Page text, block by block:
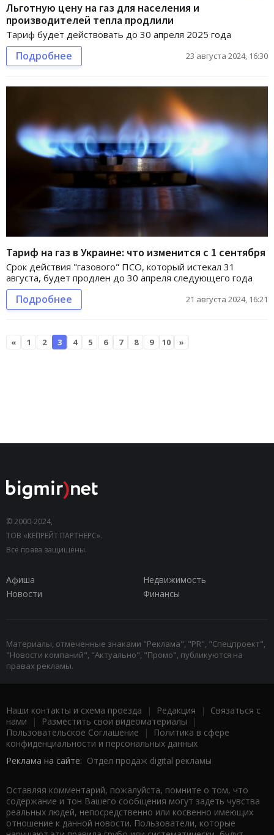
Льготную цену на газ для населения и
производителей тепла продлили
Тариф будет действовать до 30 апреля 2025 года
Подробнее 23 августа 2024, 16:30
Тариф на газ в Украине: что изменится с 1 сентября
Срок действия "газового" ПСО, который истекал 31
августа, будет продлен до 30 апреля следующего года
Подробнее 21 августа 2024, 16:21
« 1 2 3 4 5 6 7 8 9 10 »
© 2000-2024,
ТОВ «КЕПРЕЙТ ПАРТНЕРС».
Все права защищены.
Афиша
Недвижимость
Новости
Финансы
Материалы, отмеченные знаками "Реклама", "PR", "Спецпроект",
"Новости компаний", "Актуально", "Промо", публикуются на
правах рекламы.
Наши контакты и схема проезда | Редакция | Связаться с
нами | Разместить свои видеоматериалы |
Пользовательское Соглашение |
Политика в сфере
конфиденциальности и персональных данных
Реклама на сайте: Отдел продаж digital рекламы
Оставляя комментарий, пожалуйста, помните о том, что
содержание и тон Вашего сообщения могут задеть чувства
реальных людей, непосредственно или косвенно имеющих
отношение к данной новости. Пользователи, которые